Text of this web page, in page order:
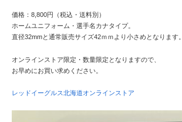
価格：8,800円（税込・送料別）
ホームユニフォーム・選手名カナタイプ。
直径32mmと通常販売サイズ42ｍｍより小さめとなります。
オンラインストア限定・数量限定となりますので、
お早めにお買い求めください。
レッドイーグルス北海道オンラインストア